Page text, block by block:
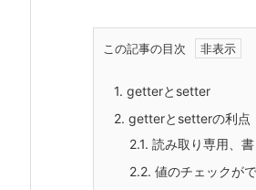
この記事の目次
1. getterとsetter
2. getterとsetterの利点
2.1. 読み取り専用、
2.2. 値のチェックが